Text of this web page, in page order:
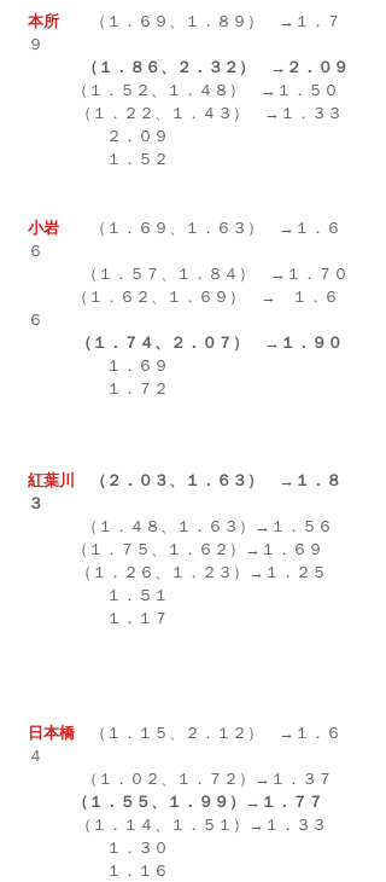
本所 （１．６９、１．８９）　→１．７
９
（１．８６、２．３２）　→２．０９
（１．５２、１．４８）　→１．５０
（１．２２、１．４３）　→１．３３
２．０９
１．５２
小岩
（１．６９、１．６３）　→１．６
６
（１．５７、１．８４）　→１．７０
（１．６２、１．６９）
→　１．６
６
（１．７４、２．０７）　→１．９０
１．６９
１．７２
紅葉川
（２．０３、１．６３）　→１．８
３
（１．４８、１．６３）→１．５６
（１．７５、１．６２）→１．６９
（１．２６、１．２３）→１．２５
１．５１
１．１７
日本橋
（１．１５、２．１２）　→１．６
４
（１．０２、１．７２）→１．３７
（１．５５、１．９９）→１．７７
（１．１４、１．５１）→１．３３
１．３０
１．１６